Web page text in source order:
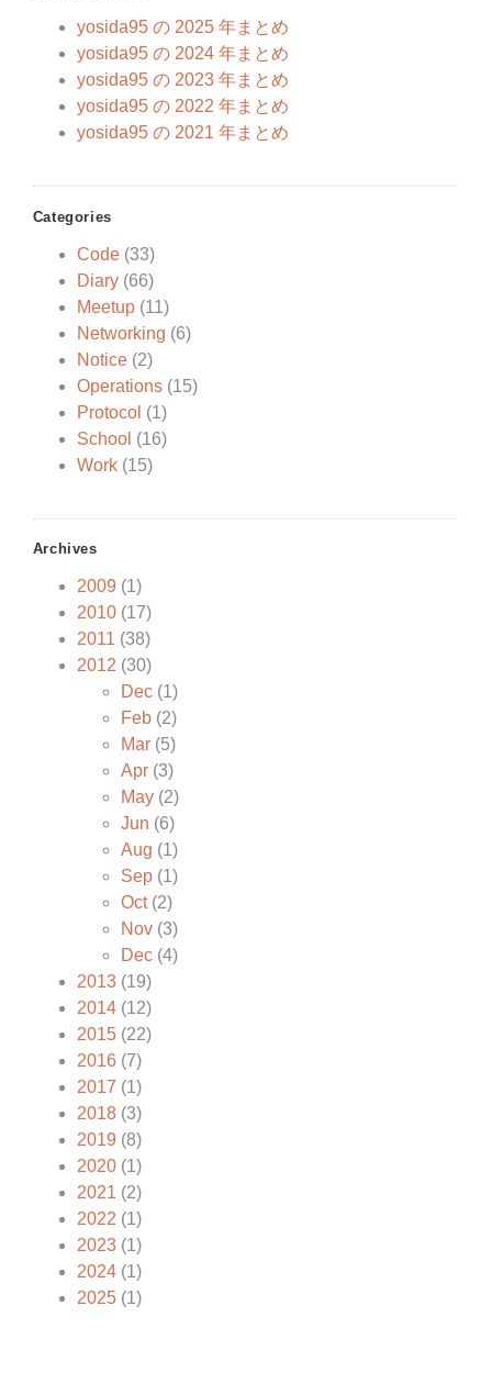
yosida95 の 2025 年まとめ
yosida95 の 2024 年まとめ
yosida95 の 2023 年まとめ
yosida95 の 2022 年まとめ
yosida95 の 2021 年まとめ
Categories
Code(33)
Diary(66)
Meetup(11)
Networking (6)
Notice(2)
Operations(15)
Protocol (1)
School (16)
Work(15)
Archives
2009 (1)
2010(17)
2011 (38)
2012 (30)
Dec(1)
Feb(2)
Mar(5)
Apr(3)
May(2)
Jun (6)
Aug (1)
Sep(1)
Oct(2)
Nov(3)
Dec(4)
2013(19)
2014(12)
2015(22)
2016(7)
2017 (1)
2018(3)
2019 (8)
2020(1)
2021 (2)
2022 (1)
2023(1)
2024(1)
2025(1)